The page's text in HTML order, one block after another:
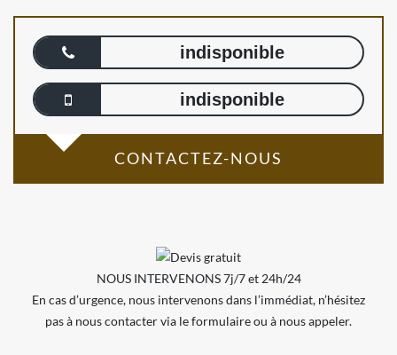
indisponible
indisponible
CONTACTEZ-NOUS
NOUS INTERVENONS 7j/7 et 24h/24
En cas d’urgence, nous intervenons dans l’immédiat, n’hésitez
pas à nous contacter via le formulaire ou à nous appeler.